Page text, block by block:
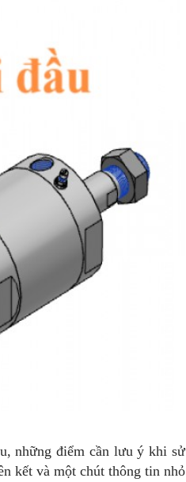
những điểm cần lưu ý khi sử
kết và một chút thông tin nhỏ